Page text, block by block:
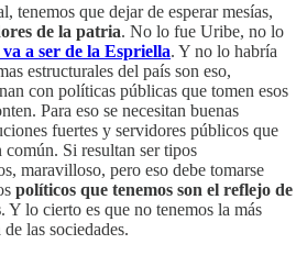
tenemos que dejar de esperar mesías,
de la patria. No lo fue Uribe, no lo
a ser de la Espriella. Y no lo habría
estructurales del país son eso,
con políticas públicas que tomen esos
Para eso se necesitan buenas
fuertes y servidores públicos que
Si resultan ser tipos
maravilloso, pero eso debe tomarse
políticos que tenemos son el reflejo de
. Y lo cierto es que no tenemos la más
las sociedades.